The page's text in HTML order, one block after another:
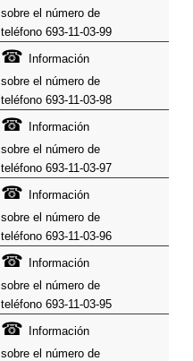
sobre el número de
teléfono 693-11-03-99
☎
Información
sobre el número de
teléfono 693-11-03-98
☎
Información
sobre el número de
teléfono 693-11-03-97
☎
Información
sobre el número de
teléfono 693-11-03-96
☎
Información
sobre el número de
teléfono 693-11-03-95
☎
Información
sobre el número de